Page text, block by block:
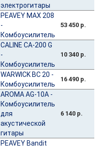
электрогитары
PEAVEY MAX 208
-
Комбоусилитель
53 450 р.
CALINE CA-200 G
-
Комбоусилитель
10 340 р.
WARWICK BC 20 -
Комбоусилитель
16 490 р.
AROMA AG-10A -
Комбоусилитель
для
акустической
гитары
6 140 р.
PEAVEY Bandit